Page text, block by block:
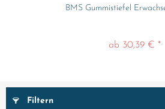
BMS Gummistiefel
ab 30,39 € *
Filtern